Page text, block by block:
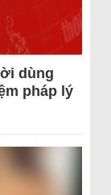
dùng
pháp lý